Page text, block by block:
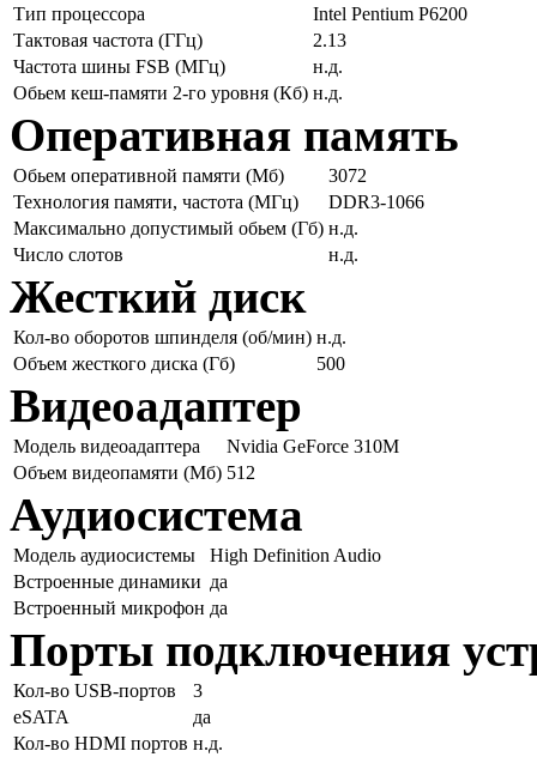
Тип процессора
Intel Pentium P6200
Тактовая частота (ГГц)
2.13
Частота шины FSB (МГц)
н.д.
Обьем кеш-памяти 2-го уровня (Кб) н.д.
Оперативная память
Обьем оперативной памяти (Мб)
3072
Технология памяти, частота (МГц)
DDR3-1066
Максимально допустимый обьем (Гб) н.д.
Число слотов
н.д.
Жесткий диск
Кол-во оборотов шпинделя (об/мин) н.д.
Объем жесткого диска (Гб)
500
Видеоадаптер
Модель видеоадаптера
Nvidia GeForce 310M
Объем видеопамяти (Мб) 512
Аудиосистема
Модель аудиосистемы
High Definition Audio
Встроенные динамики да
Встроенный микрофон да
Порты подключения
Кол-во USB-портов
3
eSATA
да
Кол-во HDMI портов н.д.